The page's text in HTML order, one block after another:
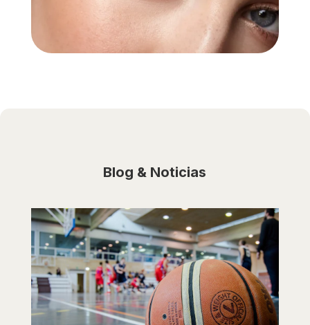
Blog & Noticias